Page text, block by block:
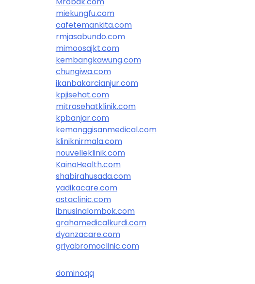
miekungfu.com
cafetemankita.com
rmjasabundo.com
mimoosajkt.com
kembangkawung.com
chungiwa.com
ikanbakarcianjur.com
kpjisehat.com
mitrasehatklinik.com
kpbanjar.com
kemanggisanmedical.com
kliniknirmala.com
nouvelleklinik.com
KainaHealth.com
shabirahusada.com
yadikacare.com
astaclinic.com
ibnusinalombok.com
grahamedicalkurdi.com
dyanzacare.com
griyabromoclinic.com
dominoqq